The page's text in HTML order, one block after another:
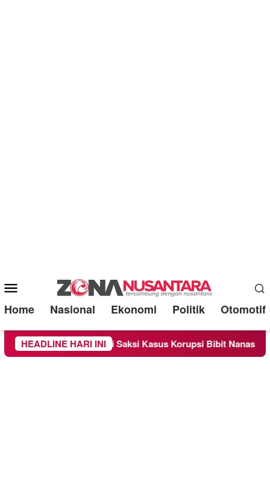
Mobile
Menu
Home Nasional Ekonomi Politik Otomotif
HEADLINE HARI INI
Sebagai Saksi Kasus Korupsi Bibit Nanas Sulsel Rp